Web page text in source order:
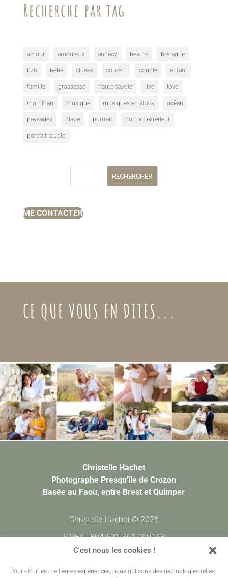
C'est nous les cookies !
Pour offrir les meilleures expériences, nous utilisons des technologies telles
Recherche par tag
amour amoureux annecy beauté bretagne
bzh bébé cluses concert couple enfant
famille grossesse haute-savoie live love
morbihan musique musiques en stock océan
paysages plage portrait portrait extérieur
portrait studio
RECHERCHER
ME CONTACTER
CE QUE VOUS EN DITES...
Christelle Hachet
Photographe Presqu'île de Crozon
Basée au Faou, entre Brest et Quimper
Christelle Hachet © 2026
SIRET : 804 621 761 000043
CODE APE : 7420Z